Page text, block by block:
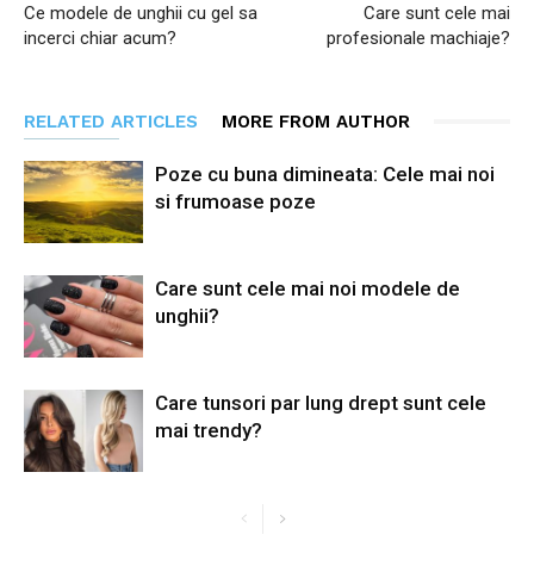
Ce modele de unghii cu gel sa
incerci chiar acum?
Care sunt cele mai
profesionale machiaje?
RELATED ARTICLES MORE FROM AUTHOR
Poze cu buna dimineata: Cele mai noi
si frumoase poze
Care sunt cele mai noi modele de
unghii?
Care tunsori par lung drept sunt cele
mai trendy?